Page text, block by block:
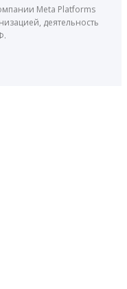
Meta Platforms
деятельность